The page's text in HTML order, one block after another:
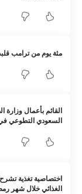
مئة يوم من ترامب
القائم بأعمال وزارة
السعودي التطوعي‏
اختصاصية تغذية
الغذائي خلال شهر